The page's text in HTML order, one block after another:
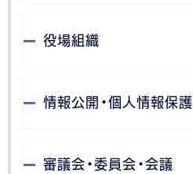
役場組織
情報公開・個人情報保護
審議会・委員会・会議